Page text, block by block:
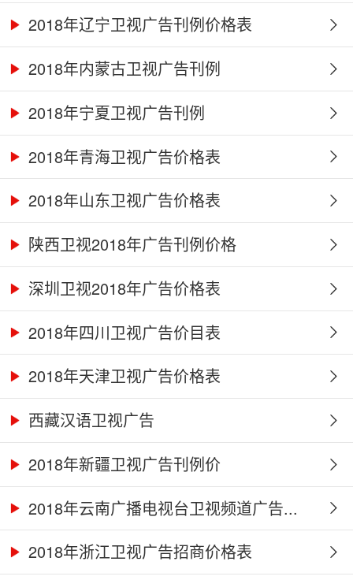
2018年辽宁卫视广告刊例价格表
2018年内蒙古卫视广告刊例
2018年宁夏卫视广告刊例
2018年青海卫视广告价格表
2018年山东卫视广告价格表
陕西卫视2018年广告刊例价格
深圳卫视2018年广告价格表
2018年四川卫视广告价目表
2018年天津卫视广告价格表
西藏汉语卫视广告
2018年新疆卫视广告刊例价
2018年云南广播电视台卫视频道广告...
2018年浙江卫视广告招商价格表